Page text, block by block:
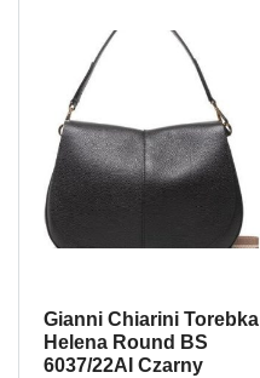
Gianni Chiarini Torebka
Helena Round BS
6037/22AI Czarny